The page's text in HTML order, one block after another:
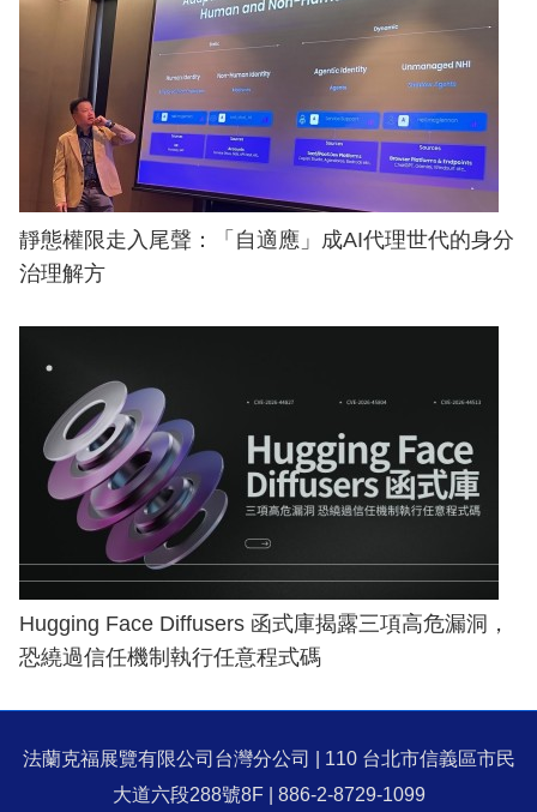
靜態權限走入尾聲：「自適應」成AI代理世代的身分
治理解方
Hugging Face Diffusers 函式庫揭露三項高危漏洞，
恐繞過信任機制執行任意程式碼
法蘭克福展覽有限公司台灣分公司 | 110 台北市信義區市民
大道六段288號8F | 886-2-8729-1099